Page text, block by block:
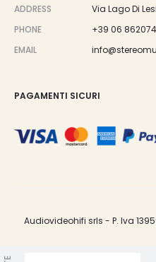
ADDRESS
Via Lago Di
PHONE
+39 06
EMAIL
PAGAMENTI SICURI
Audiovideohifi srls - P. Iva